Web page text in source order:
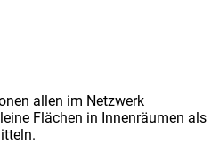
allen im Netzwerk
Flächen in Innenräumen als